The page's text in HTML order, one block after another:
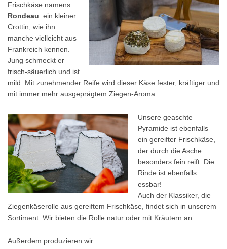
Frischkäse namens
Rondeau: ein kleiner
Crottin, wie ihn
manche vielleicht aus
Frankreich kennen.
Jung schmeckt er
frisch-säuerlich und ist
mild. Mit zunehmender Reife wird dieser Käse fester, kräftiger und
mit immer mehr ausgeprägtem Ziegen-Aroma.
Unsere geaschte
Pyramide ist ebenfalls
ein gereifter Frischkäse,
der durch die Asche
besonders fein reift. Die
Rinde ist ebenfalls
essbar!
Auch der Klassiker, die
Ziegenkäserolle aus gereiftem Frischkäse, findet sich in unserem
Sortiment. Wir bieten die Rolle natur oder mit Kräutern an.
Außerdem produzieren wir